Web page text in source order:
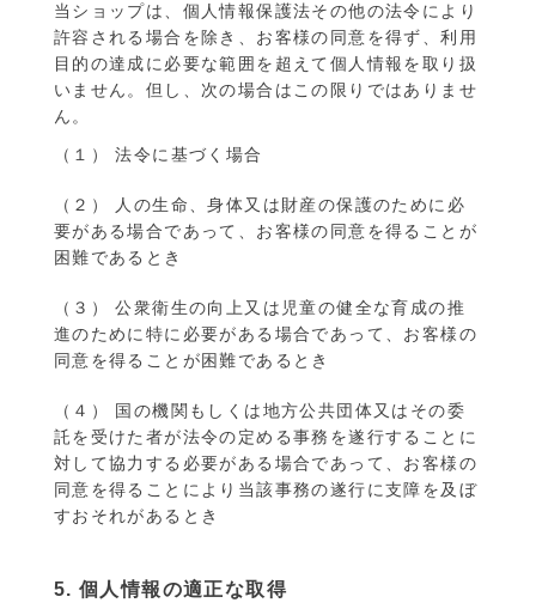
当ショップは、個人情報保護法その他の法令により
許容される場合を除き、お客様の同意を得ず、利用
目的の達成に必要な範囲を超えて個人情報を取り扱
いません。但し、次の場合はこの限りではありませ
ん。
（１） 法令に基づく場合
（２） 人の生命、身体又は財産の保護のために必
要がある場合であって、お客様の同意を得ることが
困難であるとき
（３） 公衆衛生の向上又は児童の健全な育成の推
進のために特に必要がある場合であって、お客様の
同意を得ることが困難であるとき
（４） 国の機関もしくは地方公共団体又はその委
託を受けた者が法令の定める事務を遂行することに
対して協力する必要がある場合であって、お客様の
同意を得ることにより当該事務の遂行に支障を及ぼ
すおそれがあるとき
5. 個人情報の適正な取得